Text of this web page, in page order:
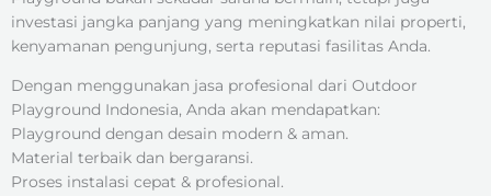
investasi jangka panjang yang meningkatkan nilai properti,
kenyamanan pengunjung, serta reputasi fasilitas Anda.
Dengan menggunakan jasa profesional dari Outdoor
Playground Indonesia, Anda akan mendapatkan:
Playground dengan desain modern & aman.
Material terbaik dan bergaransi.
Proses instalasi cepat & profesional.